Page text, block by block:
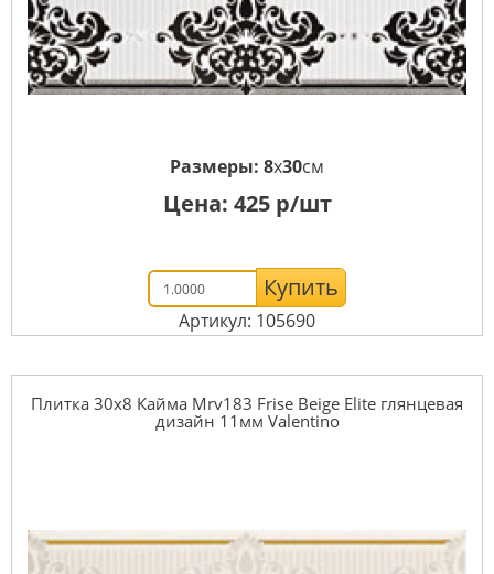
Размеры: 8x30см
Цена: 425р/шт
Купить
Артикул: 105690
Плитка 30x8 Кайма Mrv183 Frise Beige Elite глянцевая
дизайн 11мм Valentino